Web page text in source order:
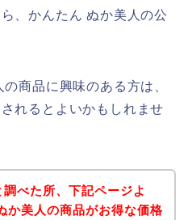
、かんたん ぬか美人の公
商品に興味のある方は、
れるとよいかもしれませ
べた所、下記ページよ
か美人の商品がお得な価格